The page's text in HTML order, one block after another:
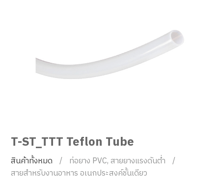
T-ST_TTT Teflon Tube
สินค้าทั้งหมด
ท่อยาง PVC, สายยางแรงดันต่ำ
สายสำหรับงานอาหาร อเนกประสงค์ชั้นเดียว